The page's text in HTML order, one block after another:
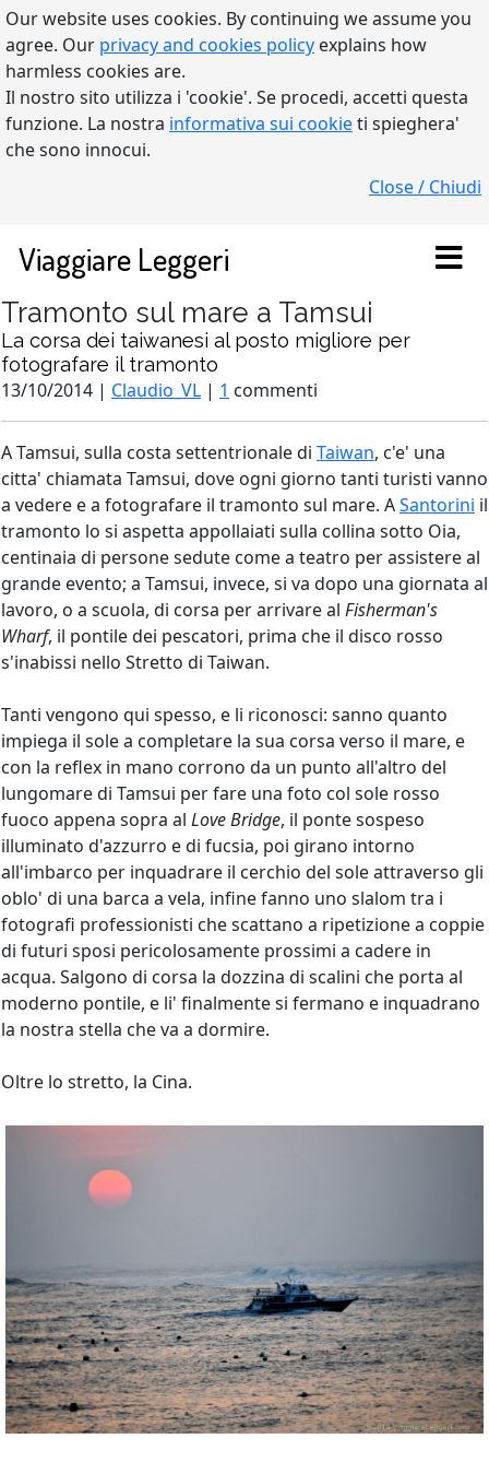
Our website uses cookies. By continuing we assume you
agree. Our privacy and cookies policy explains how
harmless cookies are.
Il nostro sito utilizza i 'cookie'. Se procedi, accetti questa
funzione. La nostra informativa sui cookieti spieghera'
che sono innocui.
Close / Chiudi
Viaggiare Leggeri
Tramonto sul mare a Tamsui
La corsa dei taiwanesi al posto migliore per
fotografare il tramonto
13/10/2014 | Claudio_VL | 1 commenti
A Tamsui, sulla costa settentrionale di Taiwan, c'e' una
citta' chiamata Tamsui, dove ogni giorno tanti turisti vanno
a vedere e a fotografare il tramonto sul mare. ASantorini il
tramonto lo si aspetta appollaiati sulla collina sotto Oia,
centinaia di persone sedute come a teatro per assistere al
grande evento; a Tamsui, invece, si va dopo una giornata al
lavoro, o a scuola, di corsa per arrivare al Fisherman's
Wharf, il pontile dei pescatori, prima che il disco rosso
s'inabissi nello Stretto di Taiwan.
Tanti vengono qui spesso, e li riconosci: sanno quanto
impiega il sole a completare la sua corsa verso il mare, e
con la reflex in mano corrono da un punto all'altro del
lungomare di Tamsui per fare una foto col sole rosso
fuoco appena sopra al Love Bridge, il ponte sospeso
illuminato d'azzurro e di fucsia, poi girano intorno
all'imbarco per inquadrare il cerchio del sole attraverso gli
oblo' di una barca a vela, infine fanno uno slalom tra i
fotografi professionisti che scattano a ripetizione a coppie
di futuri sposi pericolosamente prossimi a cadere in
acqua. Salgono di corsa la dozzina di scalini che porta al
moderno pontile, e li' finalmente si fermano e inquadrano
la nostra stella che va a dormire.
Oltre lo stretto, la Cina.